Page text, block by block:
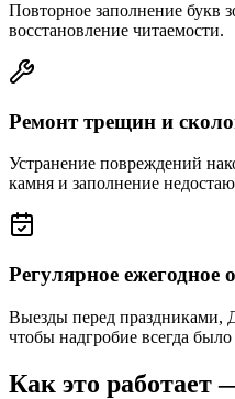
Повторное заполнение букв
восстановление читаемости.
Ремонт трещин и
Устранение повреждений
камня и заполнение
Регулярное ежегодное
Выезды перед
чтобы надгробие всегда
Как это работает